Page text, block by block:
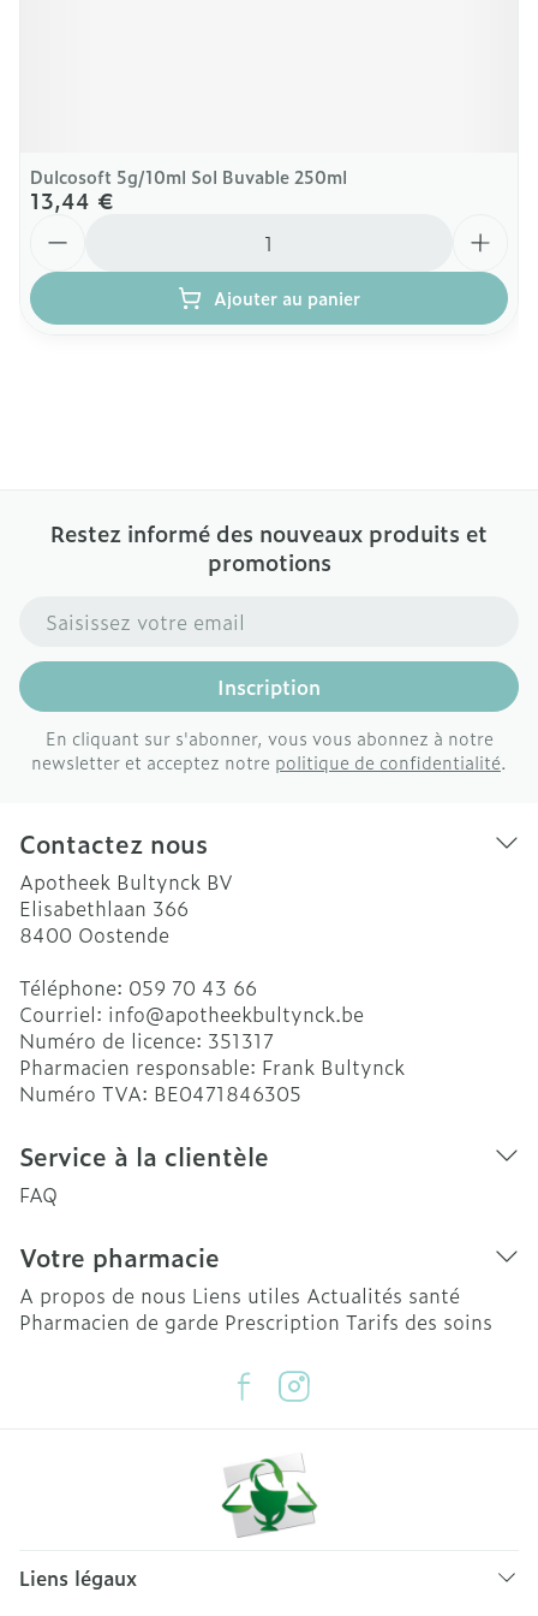
Dulcosoft 5g/10ml Sol Buvable 250ml
13,44 €
Ajouter au panier
Restez informé des nouveaux produits et
promotions
Adresse mail
Inscription
En cliquant sur s'abonner, vous vous abonnez à notre
newsletter et acceptez notre politique de confidentialité.
Contactez nous
Apotheek Bultynck BV
Elisabethlaan 366
8400 Oostende
Téléphone: 059 70 43 66
Courriel: info@apotheekbultynck.be
Numéro de licence: 351317
Pharmacien responsable: Frank Bultynck
Numéro TVA: BE0471846305
Service à la clientèle
FAQ
Votre pharmacie
A propos de nous Liens utiles Actualités santé
Pharmacien de garde Prescription Tarifs des soins
Liens légaux